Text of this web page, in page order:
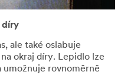
díry
ale také oslabuje
okraj díry. Lepidlo lze
rovnoměrně